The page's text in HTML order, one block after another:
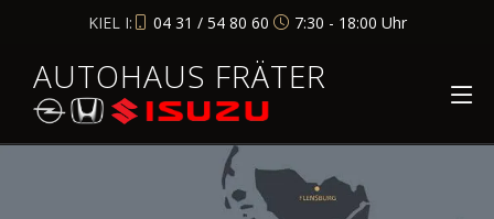
KIEL I: 04 31 / 54 80 60 7:30 - 18:00 Uhr
AUTOHAUS FRÄTER